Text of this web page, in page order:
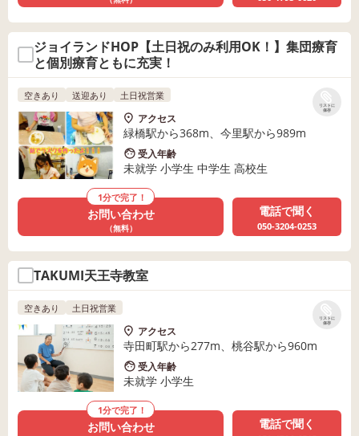
ジョイランドHOP【土日祝のみ利用OK！】集団療育
と個別療育ともに充実！
リストに
保存
空きあり 送迎あり 土日祝営業
アクセス
緑橋駅から368m、今里駅から989m
受入年齢
未就学 小学生 中学生 高校生
1分で完了！
お問い合わせ
（無料）
電話で聞く
050-3204-0253
TAKUMI天王寺教室
リストに
保存
空きあり 土日祝営業
アクセス
寺田町駅から277m、桃谷駅から960m
受入年齢
未就学 小学生
1分で完了！
お問い合わせ 電話で聞く